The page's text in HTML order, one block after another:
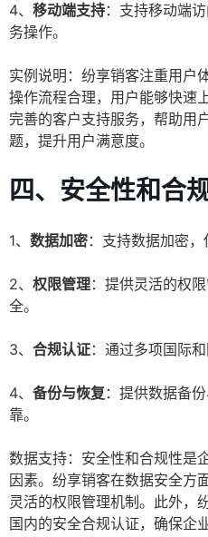
4、 移动端支持：支持移动端
务操作。
实例说明：纷享销客注重用户
操作流程合理，用户能够快速
完善的客户支持服务，帮助用
题，提升用户满意度。
四、安全性和合
1、 数据加密：支持数据加密，
2、 权限管理：提供灵活的权
全。
3、 合规认证：通过多项国际
4、 备份与恢复 ：提供数据备
靠。
数据支持：安全性和合规性是
因素。纷享销客在数据安全方
灵活的权限管理机制。此外，
国内的安全合规认证，确保企